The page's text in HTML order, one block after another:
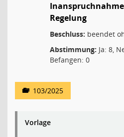
Regelung
Beschluss: beendet
Abstimmung: Ja: 8,
Befangen: 0
103/2025
Vorlage